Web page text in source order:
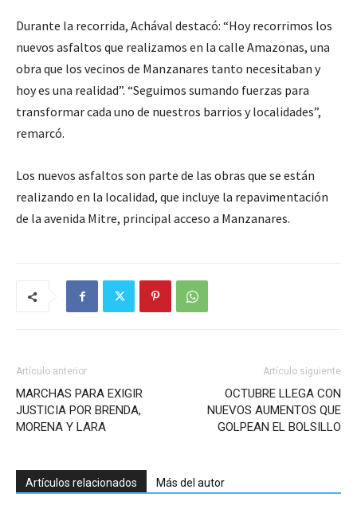
Durante la recorrida, Achával destacó: “Hoy recorrimos los
nuevos asfaltos que realizamos en la calle Amazonas, una
obra que los vecinos de Manzanares tanto necesitaban y
hoy es una realidad”. “Seguimos sumando fuerzas para
transformar cada uno de nuestros barrios y localidades”,
remarcó.
Los nuevos asfaltos son parte de las obras que se están
realizando en la localidad, que incluye la repavimentación
de la avenida Mitre, principal acceso a Manzanares.
Artículo anterior
MARCHAS PARA EXIGIR
JUSTICIA POR BRENDA,
MORENA Y LARA
Artículo siguiente
OCTUBRE LLEGA CON
NUEVOS AUMENTOS QUE
GOLPEAN EL BOLSILLO
Artículos relacionados Más del autor